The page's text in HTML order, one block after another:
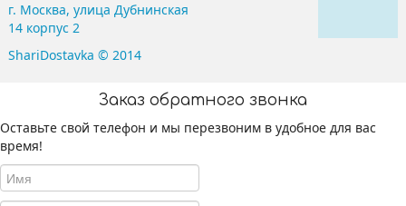
Фигуры
Шары по праздникам
На 1 сентября
г. Москва, улица Дубнинская
14 корпус 2
ShariDostavka © 2014
Заказ обратного звонка
Оставьте свой телефон и мы перезвоним в удобное для вас
время!